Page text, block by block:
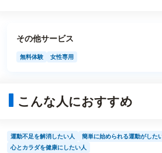
その他サービス
無料体験 女性専用
こんな人におすすめ
運動不足を解消したい人
簡単に始められる運動がした
心とカラダを健康にしたい人